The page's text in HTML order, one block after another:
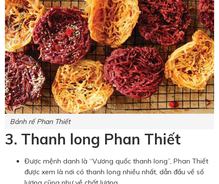
Bánh rế Phan Thiết
3. Thanh long Phan Thiết
Được mệnh danh là “Vương quốc thanh long”, Phan Thiết
được xem là nơi có thanh long nhiều nhất, dẫn đầu về số